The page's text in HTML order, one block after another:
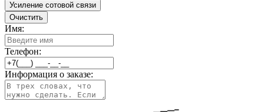
Усиление сотовой связи
Очистить
Имя:
Телефон:
Информация о заказе: